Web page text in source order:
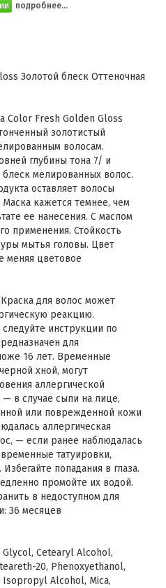
подробнее...
Золотой блеск Оттеночная
Color Fresh Golden Gloss
золотистый
волосам.
глубины тона 7/ и
мелированных волос.
оставляет волосы
кажется темнее, чем
ее нанесения. С маслом
применения. Стойкость
мытья головы. Цвет
меняя цветовое
Краска для волос может
реакцию.
инструкции по
для
16 лет. Временные
хной, могут
аллергической
в случае сыпи на лице,
или поврежденной кожи
аллергическая
— если ранее наблюдалась
татуировки,
попадания в глаза.
промойте их водой.
в недоступном для
36 месяцев
Cetearyl Alcohol,
20, Phenoxyethanol,
Alcohol, Mica,